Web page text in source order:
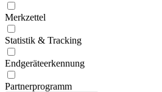
Merkzettel
Statistik & Tracking
Endgeräteerkennung
Partnerprogramm